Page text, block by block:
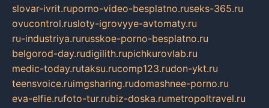
slovar-ivrit.ruporno-video-besplatno.ruseks-365.ru
ovucontrol.rusloty-igrovyye-avtomaty.ru
ru-industriya.rurusskoe-porno-besplatno.ru
belgorod-day.rudigilith.rupichkurovlab.ru
medic-today.rutaksu.rucomp123.rudon-ykt.ru
teensvoice.ruimgsharing.rudomashnee-porno.ru
eva-elfie.rufoto-tur.rubiz-doska.rumetropoltravel.ru